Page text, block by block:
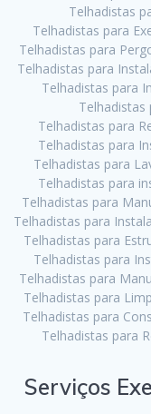
Telhadistas
Telhadistas para
Telhadistas para
Telhadistas para
Telhadistas para
Telhadistas
Telhadistas para
Telhadistas para
Telhadistas para
Telhadistas para
Telhadistas para
Telhadistas para
Telhadistas para
Telhadistas para
Telhadistas para
Telhadistas para
Telhadistas para
Telhadistas para
Serviços